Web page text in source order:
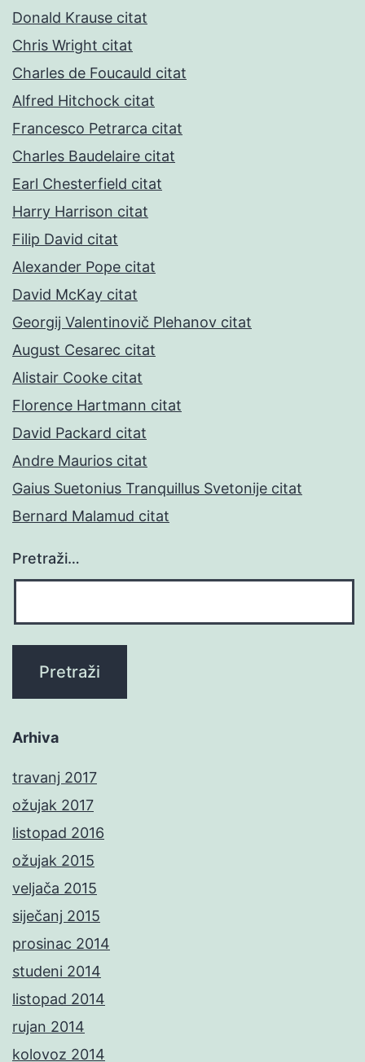
Donald Krause citat
Chris Wright citat
Charles de Foucauld citat
Alfred Hitchock citat
Francesco Petrarca citat
Charles Baudelaire citat
Earl Chesterfield citat
Harry Harrison citat
Filip David citat
Alexander Pope citat
David McKay citat
Georgij Valentinovič Plehanov citat
August Cesarec citat
Alistair Cooke citat
Florence Hartmann citat
David Packard citat
Andre Maurios citat
Gaius Suetonius Tranquillus Svetonije citat
Bernard Malamud citat
Pretraži…
Arhiva
travanj 2017
ožujak 2017
listopad 2016
ožujak 2015
veljača 2015
siječanj 2015
prosinac 2014
studeni 2014
listopad 2014
rujan 2014
kolovoz 2014